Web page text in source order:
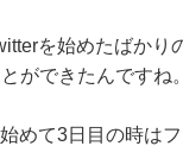
を始めたばかり
ができたんですね。
めて3日目の時は